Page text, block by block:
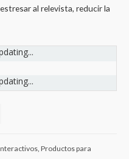
al relevista, reducir la
Productos para